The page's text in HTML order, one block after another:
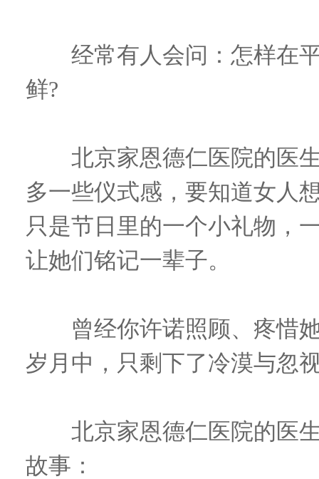
经常有人会问：怎样在平
鲜?
北京家恩德仁医院的医生
多一些仪式感，要知道女人
只是节日里的一个小礼物，
让她们铭记一辈子。
曾经你许诺照顾、疼惜她
岁月中，只剩下了冷漠与忽
北京家恩德仁医院的医生
故事：